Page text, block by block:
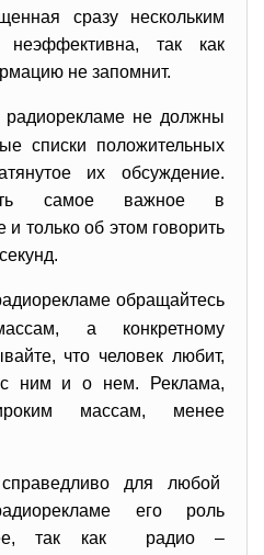
сразу нескольким
неэффективна, так как
не запомнит.
радиорекламе не должны
списки положительных
их обсуждение.
самое важное в
только об этом говорить
обращайтесь
а конкретному
что человек любит,
с ним и о нем. Реклама,
массам, менее
для любой
его роль
так как радио –